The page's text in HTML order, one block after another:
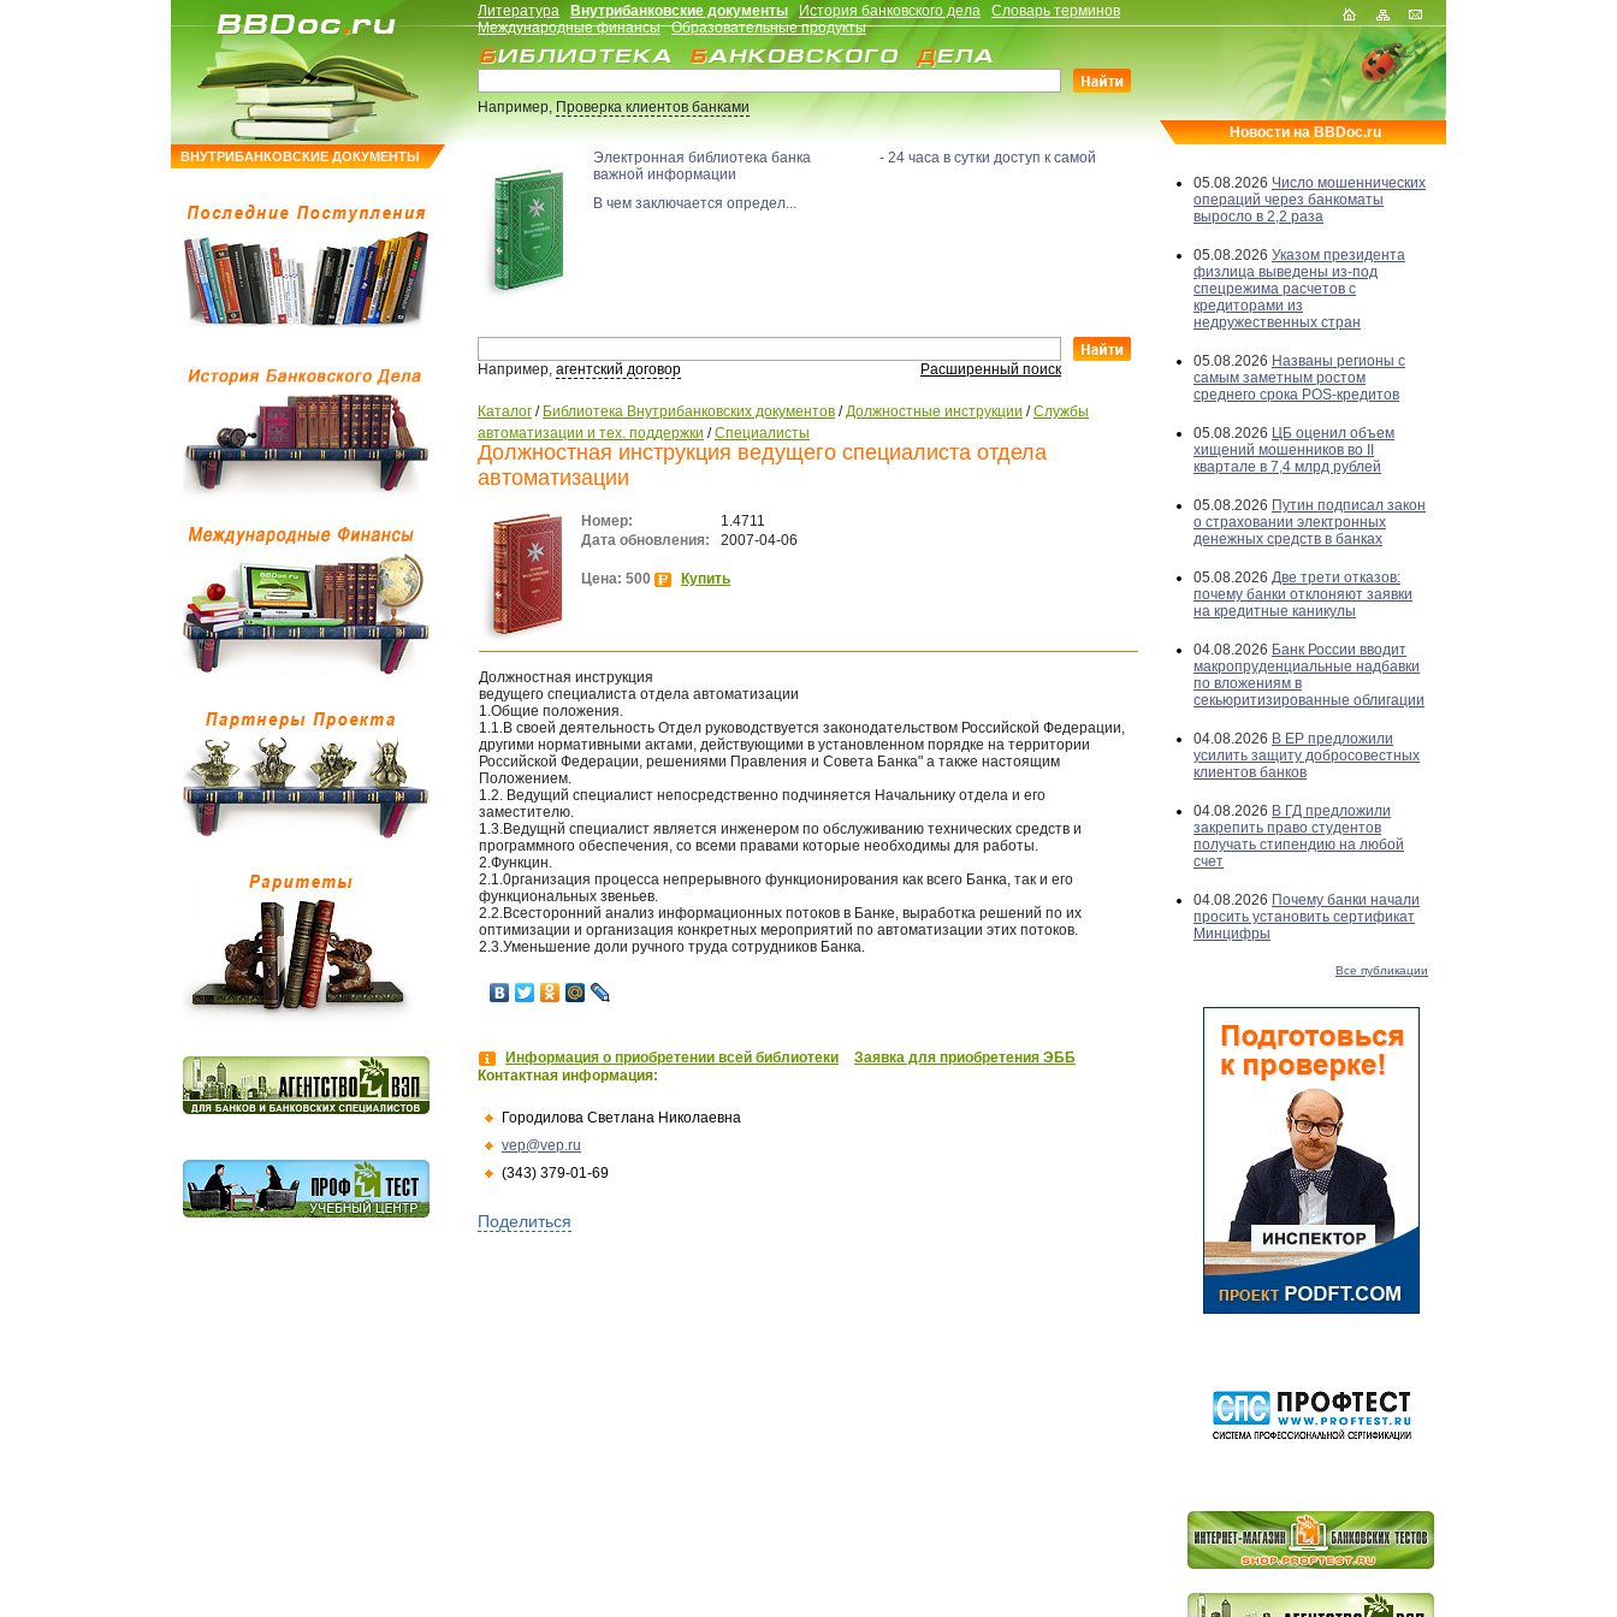
ВНУТРИБАНКОВСКИЕ ДОКУМЕНТЫ
Литература Внутрибанковские документы История банковского дела
Словарь терминов
Международные финансы
Образовательные продукты
Например,Проверка клиентов банками
Электронная библиотека банка - 24 часа в сутки доступ к самой
важной информации
В чем заключается определ...
Например, агентский договор Расширенный поиск
Каталог / Библиотека Внутрибанковских документов /Должностные инструкции /Службы
автоматизации и тех. поддержки /Специалисты
Должностная инструкция ведущего специалиста отдела
автоматизации
Номер:
1.4711
Дата обновления:
2007-04-06
Цена: 500 Купить
Должностная инструкция
ведущего специалиста отдела автоматизации
1.Общие положения.
1.1.В своей деятельность Отдел руководствуется законодательством Российской Федерации,
другими нормативными актами, действующими в установленном порядке на территории
Российской Федерации, решениями Правления и Совета Банка" а также настоящим
Положением.
1.2. Ведущий специалист непосредственно подчиняется Начальнику отдела и его
заместителю.
1.3.Ведущнй специалист является инженером по обслуживанию технических средств и
программного обеспечения, со всеми правами которые необходимы для работы.
2.Функцин.
2.1.0рганизация процесса непрерывного функционирования как всего Банка, так и его
функциональных звеньев.
2.2.Всесторонний анализ информационных потоков в Банке, выработка решений по их
оптимизации и организация конкретных мероприятий по автоматизации этих потоков.
2.3.Уменьшение доли ручного труда сотрудников Банка.
Информация о приобретении всей библиотеки
Заявка для приобретения ЭББ
Контактная информация:
Городилова Светлана Николаевна
vep@vep.ru
(343) 379-01-69
Поделиться
Новости на BBDoc.ru
05.08.2026 Число мошеннических
операций через банкоматы
выросло в 2,2 раза
05.08.2026 Указом президента
физлица выведены из-под
спецрежима расчетов с
кредиторами из
недружественных стран
05.08.2026 Названы регионы с
самым заметным ростом
среднего срока POS-кредитов
05.08.2026 ЦБ оценил объем
хищений мошенников во II
квартале в 7,4 млрд рублей
05.08.2026 Путин подписал закон
о страховании электронных
денежных средств в банках
05.08.2026 Две трети отказов:
почему банки отклоняют заявки
на кредитные каникулы
04.08.2026 Банк России вводит
макропруденциальные надбавки
по вложениям в
секьюритизированные облигации
04.08.2026 В ЕР предложили
усилить защиту добросовестных
клиентов банков
04.08.2026 В ГД предложили
закрепить право студентов
получать стипендию на любой
счет
04.08.2026 Почему банки начали
просить установить сертификат
Минцифры
Все публикации